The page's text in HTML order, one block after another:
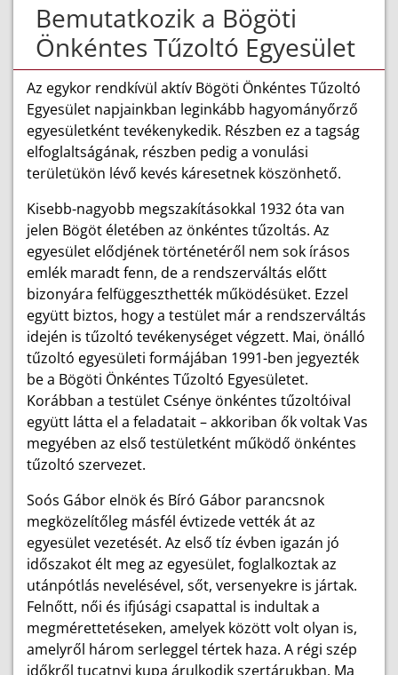
Bemutatkozik a Bögöti
Önkéntes Tűzoltó Egyesület
Az egykor rendkívül aktív Bögöti Önkéntes Tűzoltó
Egyesület napjainkban leginkább hagyományőrző
egyesületként tevékenykedik. Részben ez a tagság
elfoglaltságának, részben pedig a vonulási
területükön lévő kevés káresetnek köszönhető.
Kisebb-nagyobb megszakításokkal 1932 óta van
jelen Bögöt életében az önkéntes tűzoltás. Az
egyesület elődjének történetéről nem sok írásos
emlék maradt fenn, de a rendszerváltás előtt
bizonyára felfüggeszthették működésüket. Ezzel
együtt biztos, hogy a testület már a rendszerváltás
idején is tűzoltó tevékenységet végzett. Mai, önálló
tűzoltó egyesületi formájában 1991-ben jegyezték
be a Bögöti Önkéntes Tűzoltó Egyesületet.
Korábban a testület Csénye önkéntes tűzoltóival
együtt látta el a feladatait – akkoriban ők voltak Vas
megyében az első testületként működő önkéntes
tűzoltó szervezet.
Soós Gábor elnök és Bíró Gábor parancsnok
megközelítőleg másfél évtizede vették át az
egyesület vezetését. Az első tíz évben igazán jó
időszakot élt meg az egyesület, foglalkoztak az
utánpótlás nevelésével, sőt, versenyekre is jártak.
Felnőtt, női és ifjúsági csapattal is indultak a
megmérettetéseken, amelyek között volt olyan is,
amelyről három serleggel tértek haza. A régi szép
időkről tucatnyi kupa árulkodik szertárukban. Ma